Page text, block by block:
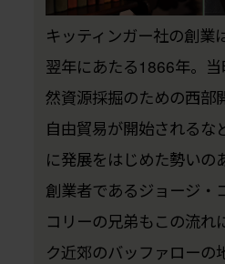
キッティンガー社の創業
翌年にあたる1866年。
然資源採掘のための西部
自由貿易が開始されるな
に発展をはじめた勢いの
創業者であるジョージ・
コリーの兄弟もこの流れ
ク近郊のバッファローの